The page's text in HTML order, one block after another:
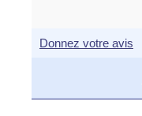
Donnez votre avis